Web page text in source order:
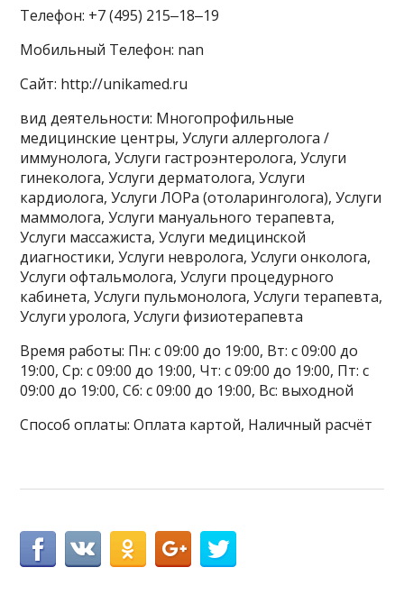
Телефон: +7 (495) 215‒18‒19
Мобильный Телефон: nan
Сайт: http://unikamed.ru
вид деятельности: Многопрофильные
медицинские центры, Услуги аллерголога /
иммунолога, Услуги гастроэнтеролога, Услуги
гинеколога, Услуги дерматолога, Услуги
кардиолога, Услуги ЛОРа (отоларинголога), Услуги
маммолога, Услуги мануального терапевта,
Услуги массажиста, Услуги медицинской
диагностики, Услуги невролога, Услуги онколога,
Услуги офтальмолога, Услуги процедурного
кабинета, Услуги пульмонолога, Услуги терапевта,
Услуги уролога, Услуги физиотерапевта
Время работы: Пн: с 09:00 до 19:00, Вт: с 09:00 до
19:00, Ср: с 09:00 до 19:00, Чт: с 09:00 до 19:00, Пт: с
09:00 до 19:00, Сб: с 09:00 до 19:00, Вс: выходной
Способ оплаты: Оплата картой, Наличный расчёт